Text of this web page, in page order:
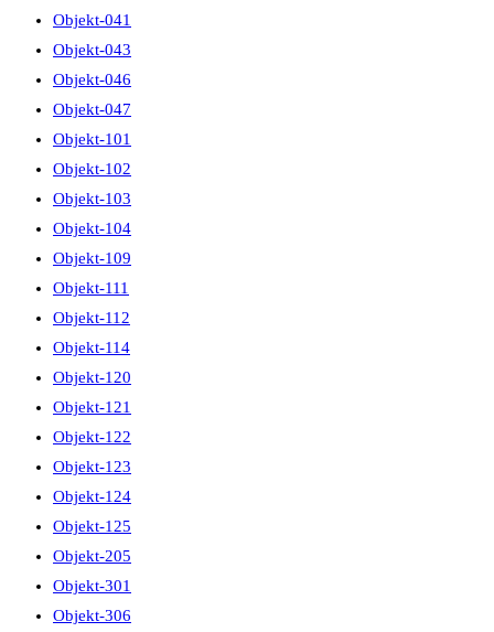
Objekt-041
Objekt-043
Objekt-046
Objekt-047
Objekt-101
Objekt-102
Objekt-103
Objekt-104
Objekt-109
Objekt-111
Objekt-112
Objekt-114
Objekt-120
Objekt-121
Objekt-122
Objekt-123
Objekt-124
Objekt-125
Objekt-205
Objekt-301
Objekt-306